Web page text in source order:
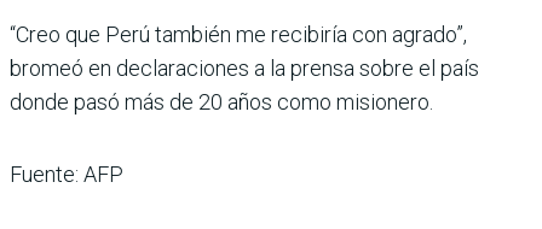
“Creo que Perú también me recibiría con agrado”,
bromeó en declaraciones a la prensa sobre el país
donde pasó más de 20 años como misionero.
Fuente: AFP